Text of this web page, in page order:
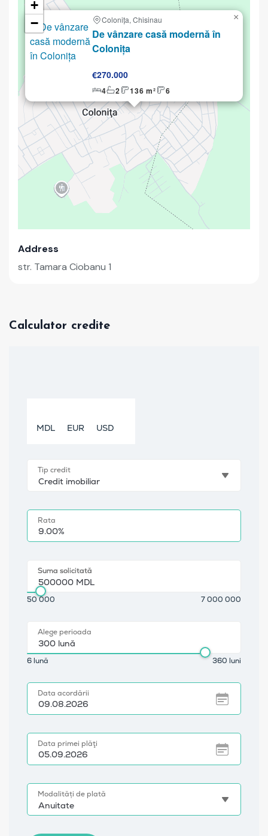
Colonița, Chisinau
De vânzare casă modernă în
Colonița
€270.000
4 2 136 m² 6
×
+
−
Address
str. Tamara Ciobanu 1
Calculator credite